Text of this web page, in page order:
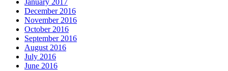
January 2017
December 2016
November 2016
October 2016
September 2016
August 2016
July 2016
June 2016